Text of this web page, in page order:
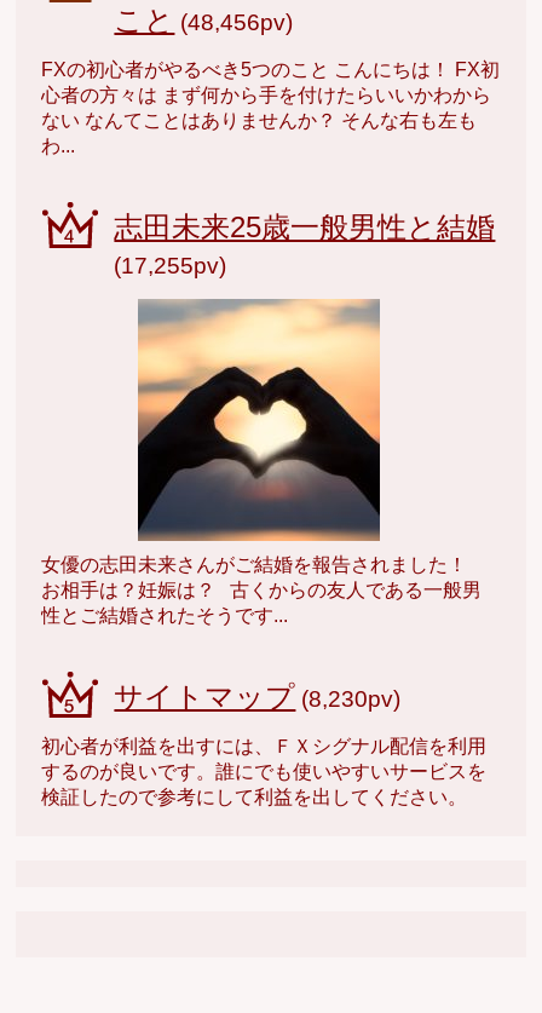
こと (48,456pv)
FXの初心者がやるべき5つのこと こんにちは！ FX初
心者の方々は まず何から手を付けたらいいかわから
ない なんてことはありませんか？ そんな右も左も
わ...
志田未来25歳一般男性と結婚
(17,255pv)
女優の志田未来さんがご結婚を報告されました！
お相手は？妊娠は？ 古くからの友人である一般男
性とご結婚されたそうです...
サイトマップ (8,230pv)
初心者が利益を出すには、ＦＸシグナル配信を利用
するのが良いです。誰にでも使いやすいサービスを
検証したので参考にして利益を出してください。